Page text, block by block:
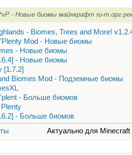
- Новые биомы майнкрафт ru-m.орг
- Biomes, Trees and More!
Mod - Новые биомы
- Новые биомы
- Новые биомы
[1.7.2]
Biomes Mod - Подземные биомы
- Больше биомов
Plenty
- Больше биомов
Актуально для